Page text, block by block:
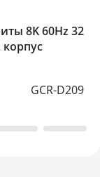
8K 60Hz 32
GCR-D209